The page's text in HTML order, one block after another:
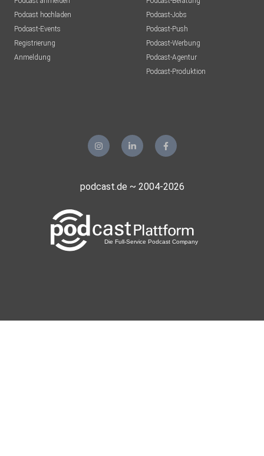
Hohen Neuendorf
MikeTide
Berlin
Podcast hochladen
Podcast-Events
Registrierung
Anmeldung
Podcast-Jobs
Podcast-Push
Podcast-Werbung
Podcast-Agentur
Podcast-Produktion
podcast.de ~ 2004-2026